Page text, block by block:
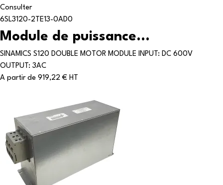
Consulter
6SL3120-2TE13-0AD0
Module de puissance...
SINAMICS S120 DOUBLE MOTOR MODULE INPUT: DC 600V
OUTPUT: 3AC
A partir de 919,22 € HT